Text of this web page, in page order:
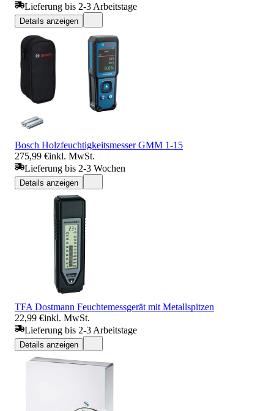
Lieferung bis 2-3 Arbeitstage
Details anzeigen
Bosch Holzfeuchtigkeitsmesser GMM 1-15
275,99 €inkl. MwSt.
Lieferung bis 2-3 Wochen
Details anzeigen
TFA Dostmann Feuchtemessgerät mit Metallspitzen
22,99 €inkl. MwSt.
Lieferung bis 2-3 Arbeitstage
Details anzeigen